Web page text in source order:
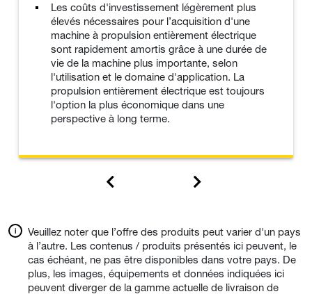
Les coûts d'investissement légèrement plus
élevés nécessaires pour l’acquisition d'une
machine à propulsion entièrement électrique
sont rapidement amortis grâce à une durée de
vie de la machine plus importante, selon
l'utilisation et le domaine d'application. La
propulsion entièrement électrique est toujours
l'option la plus économique dans une
perspective à long terme.
Veuillez noter que l’offre des produits peut varier d'un pays
à l’autre. Les contenus / produits présentés ici peuvent, le
cas échéant, ne pas être disponibles dans votre pays. De
plus, les images, équipements et données indiquées ici
peuvent diverger de la gamme actuelle de livraison de